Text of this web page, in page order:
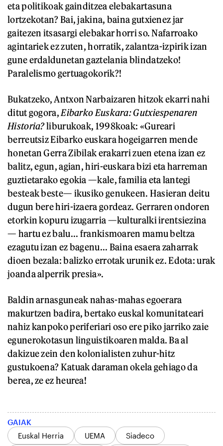
eta politikoak gainditzea elebakartasuna
lortzekotan? Bai, jakina, baina gutxienez jar
gaitezen itsasargi elebakar horri so. Nafarroako
agintariek ez zuten, horratik, zalantza-izpirik izan
gune erdaldunetan gaztelania blindatzeko!
Paralelismo gertuagokorik?!
Bukatzeko, Antxon Narbaizaren hitzok ekarri nahi
ditut gogora, Eibarko Euskara: Gutxiespenaren
Historia?liburukoak, 1998koak: «Gureari
berreutsiz Eibarko euskara hogeigarren mende
honetan Gerra Zibilak erakarri zuen etena izan ez
balitz, egun, agian, hiri-euskara bizi eta harreman
guztietarako egokia —kale, familia eta lantegi
besteak beste— ikusiko genukeen. Hasieran deitu
dugun bere hiri-izaera gordeaz. Gerraren ondoren
etorkin kopuru izugarria —kulturalki irentsiezina
— hartu ez balu... frankismoaren mamu beltza
ezagutu izan ez bagenu... Baina esaera zaharrak
dioen bezala: balizko errotak urunik ez. Edota: urak
joanda alperrik presia».
Baldin arnasguneak nahas-mahas egoerara
makurtzen badira, bertako euskal komunitateari
nahiz kanpoko periferiari oso ere piko jarriko zaie
egunerokotasun linguistikoaren malda. Ba al
dakizue zein den kolonialisten zuhur-hitz
gustukoena? Katuak daraman okela gehiago da
berea, ze ez heurea!
GAIAK
Euskal Herria
UEMA Siadeco